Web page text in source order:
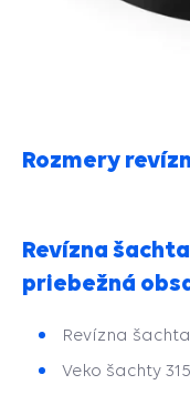
Rozmery
Revízna
priebežná
Revízna
Veko šachty 315